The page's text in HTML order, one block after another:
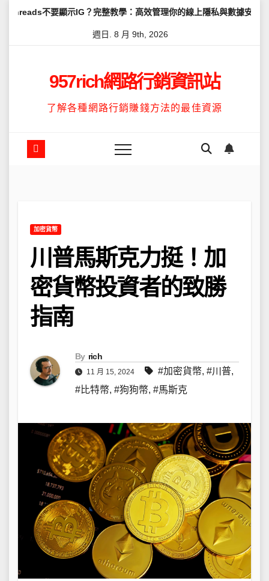
IG？完整教學：高效管理你的線上隱私與數據安全 怎麼讓
週日. 8 月 9th, 2026
957rich網路行銷資訊站
了解各種網路行銷賺錢方法的最佳資源
加密貨幣
川普馬斯克力挺！加
密貨幣投資者的致勝
指南
By rich
11 月 15, 2024 #加密貨幣, #川普,
#比特幣, #狗狗幣, #馬斯克